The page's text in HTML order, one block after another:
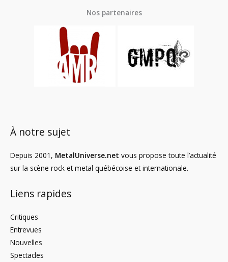
Nos partenaires
À notre sujet
Depuis 2001, MetalUniverse.net vous propose toute l’actualité
sur la scène rock et metal québécoise et internationale.
Liens rapides
Critiques
Entrevues
Nouvelles
Spectacles